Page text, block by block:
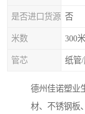
是否进口货源 否
米数 300米
管芯 纸管/
德州佳诺塑业
材、不锈钢板